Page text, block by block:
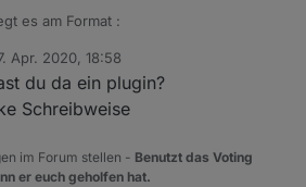
es am Format :
Firefox.
Apr. 2020, 18:58
von
du da ein plugin?
Schreibweise
im Forum stellen - Benutzt das Voting
er euch geholfen hat.